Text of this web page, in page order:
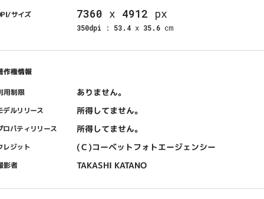
サイズ 7360 x 4912 px
350dpi : 53.4 x 35.6 cm
作権情報
用制限 ありません。
デルリリース 所得してません。
ロパティリリース 所得してません。
レジット (Ｃ)コーベットフォトエージェンシー
影者 TAKASHI KATANO